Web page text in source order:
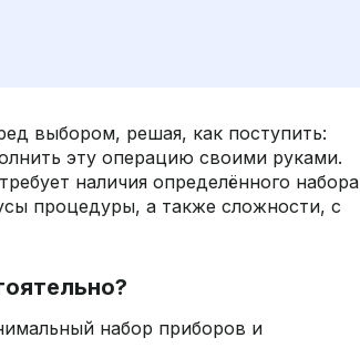
выбором, решая, как поступить:
эту операцию своими руками.
наличия определённого набора
процедуры, а также сложности, с
набор приборов и